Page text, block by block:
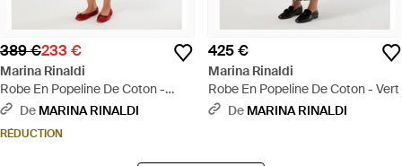
389 €233 €
Marina Rinaldi
Robe En Popeline De Coton -
Jaune
De MARINA RINALDI
RÉDUCTION
425 €
Marina Rinaldi
Robe En Popeline De Coton - Vert
De MARINA RINALDI